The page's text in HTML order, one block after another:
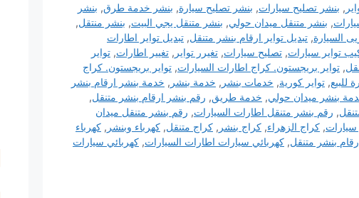
, بنشر تصليح سيارات, بنشر تصليح سيارة, بنشر خدمة طرق, بنشر
, بنشر متنقل ميدان حولي, بنشر متنقل يجي البيت, بنشر منتقل,
السيارة, تبديل تواير ارقام بنشر متنقل, تبديل تواير اطارات
تواير سيارات, تصليح سيارات, تغيرر تواير , تغيير اطارات, تواير
, تواير بريجستون. كراج اطارات السيارات, تواير بريجستون. كراج
للبيع, تواير كورية, خدمات بنشر , خدمة بنشر , خدمة بنشر ارقام بنشر
بنشر ميدان حولي, خدمة طريق, رقم بنشر ارقام بنشر متنقل,
, رقم بنشر متنقل اطارات السيارات, رقم بنشر متنقل ميدان
, كراج الزهراء, كراج بنشر , كراج متنقل, كهرباء وبنشر , كهرباء
بنشر متنقل, كهربائي سيارات اطارات السيارات, كهربائي سيارات